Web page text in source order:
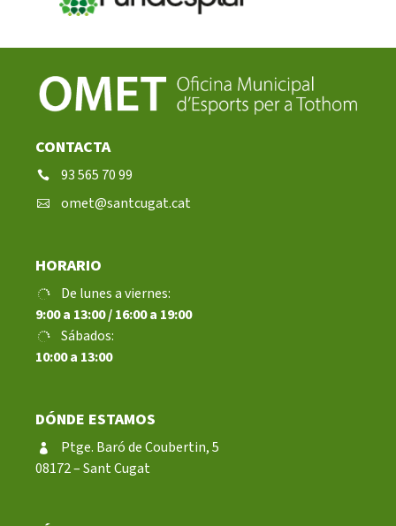
CONTACTA
93 565 70 99
omet@santcugat.cat
HORARIO
De lunes a viernes:
9:00 a 13:00 / 16:00 a 19:00
Sábados:
10:00 a 13:00
DÓNDE ESTAMOS
Ptge. Baró de Coubertin, 5
08172 – Sant Cugat
Els comptes clars
Memòria d'activitats
Proposta educativa
Notícies
Butlletins
Xarxes socials
COL·LABORA
Fes voluntariat
Fes un donatiu
Treballa amb nosaltres